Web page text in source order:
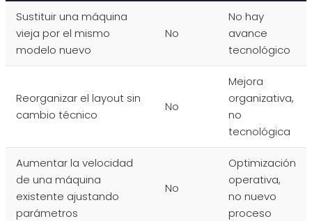
Sustituir una máquina
vieja por el mismo
modelo nuevo
No
No hay
avance
tecnológico
Reorganizar el layout sin
cambio técnico
No
Mejora
organizativa,
no
tecnológica
Aumentar la velocidad
de una máquina
existente ajustando
parámetros
No
Optimización
operativa,
no nuevo
proceso